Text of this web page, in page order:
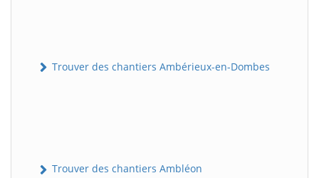
Trouver des chantiers Ambérieux-en-Dombes
Trouver des chantiers Ambléon